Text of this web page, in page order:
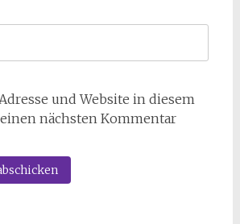
und Website in diesem
nächsten Kommentar